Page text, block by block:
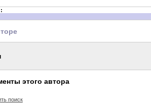
этого автора
поиск